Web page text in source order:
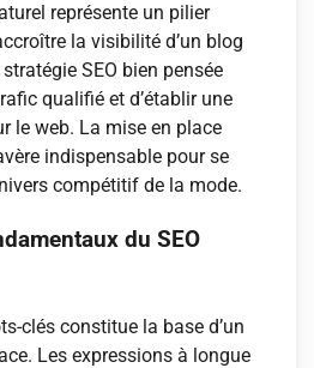
représente un pilier
la visibilité d’un blog
SEO bien pensée
qualifié et d’établir une
le web. La mise en place
indispensable pour se
compétitif de la mode.
du SEO
clés constitue la base d’un
Les expressions à longue